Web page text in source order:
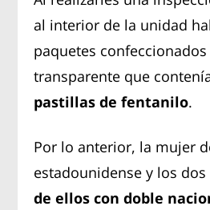
al interior de la unidad
paquetes
transparente que
pastillas de fentanilo.
Por lo anterior, la mujer
estadounidense y los
de ellos con doble